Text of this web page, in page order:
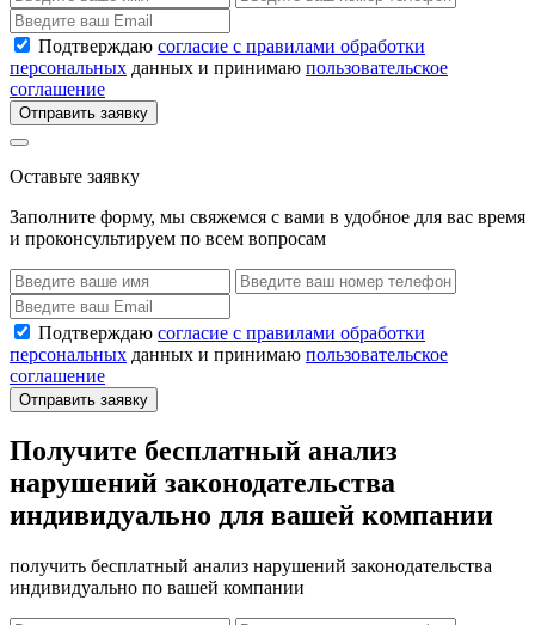
Подтверждаю согласие с правилами обработки
персональных данных и принимаю пользовательское
соглашение
Отправить заявку
Оставьте заявку
Заполните форму, мы свяжемся с вами в удобное для вас время
и проконсультируем по всем вопросам
Подтверждаю согласие с правилами обработки
персональных данных и принимаю пользовательское
соглашение
Отправить заявку
Получите бесплатный анализ
нарушений законодательства
индивидуально для вашей компании
получить бесплатный анализ нарушений законодательства
индивидуально по вашей компании